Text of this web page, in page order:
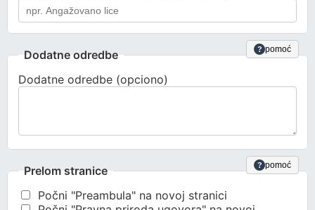
? pomoć
Dodatne odredbe
Dodatne odredbe (opciono)
? pomoć
Prelom stranice
Počni "Preambula" na novoj stranici